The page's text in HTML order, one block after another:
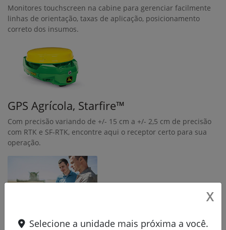
Monitores touchscreen na cabine para gerenciar facilmente
linhas de orientação, taxas de aplicação, posicionamento
correto dos insumos.
GPS Agrícola, Starfire™
Com precisão variando de +/- 15 cm a +/- 2,5 cm de precisão
com RTK e SF-RTK, encontre aqui o receptor certo para sua
operação.
Conexão JDLink™
X
Selecione a unidade mais próxima a você.